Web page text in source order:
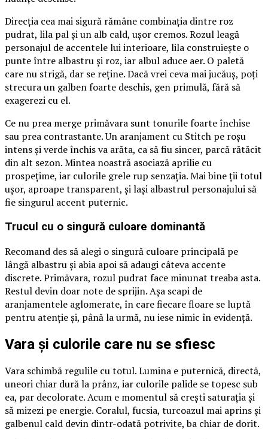
Direcția cea mai sigură rămâne combinația dintre roz
pudrat, lila pal și un alb cald, ușor cremos. Rozul leagă
personajul de accentele lui interioare, lila construiește o
punte între albastru și roz, iar albul aduce aer. O paletă
care nu strigă, dar se reține. Dacă vrei ceva mai jucăuș, poți
strecura un galben foarte deschis, gen primulă, fără să
exagerezi cu el.
Ce nu prea merge primăvara sunt tonurile foarte închise
sau prea contrastante. Un aranjament cu Stitch pe roșu
intens și verde închis va arăta, ca să fiu sincer, parcă rătăcit
din alt sezon. Mintea noastră asociază aprilie cu
prospețime, iar culorile grele rup senzația. Mai bine ții totul
ușor, aproape transparent, și lași albastrul personajului să
fie singurul accent puternic.
Trucul cu o singură culoare dominantă
Recomand des să alegi o singură culoare principală pe
lângă albastru și abia apoi să adaugi câteva accente
discrete. Primăvara, rozul pudrat face minunat treaba asta.
Restul devin doar note de sprijin. Așa scapi de
aranjamentele aglomerate, în care fiecare floare se luptă
pentru atenție și, până la urmă, nu iese nimic în evidență.
Vara și culorile care nu se sfiesc
Vara schimbă regulile cu totul. Lumina e puternică, directă,
uneori chiar dură la prânz, iar culorile palide se topesc sub
ea, par decolorate. Acum e momentul să crești saturația și
să mizezi pe energie. Coralul, fucsia, turcoazul mai aprins și
galbenul cald devin dintr-odată potrivite, ba chiar de dorit.